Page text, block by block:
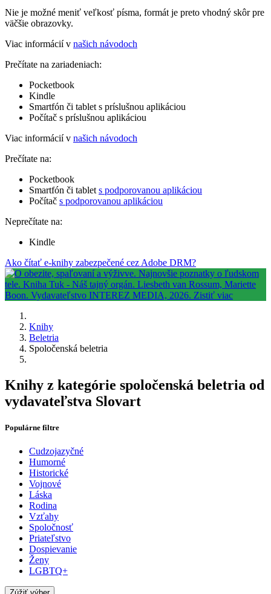
Nie je možné meniť veľkosť písma, formát je preto vhodný skôr pre
väčšie obrazovky.
Viac informácií v našich návodoch
Prečítate na zariadeniach:
Pocketbook
Kindle
Smartfón či tablet s príslušnou aplikáciou
Počítač s príslušnou aplikáciou
Viac informácií v našich návodoch
Prečítate na:
Pocketbook
Smartfón či tablet s podporovanou aplikáciou
Počítač s podporovanou aplikáciou
Neprečítate na:
Kindle
Ako čítať e-knihy zabezpečené cez Adobe DRM?
Knihy
Beletria
Spoločenská beletria
Knihy z kategórie spoločenská beletria od
vydavateľstva Slovart
Populárne filtre
Cudzojazyčné
Humorné
Historické
Vojnové
Láska
Rodina
Vzťahy
Spoločnosť
Priateľstvo
Dospievanie
Ženy
LGBTQ+